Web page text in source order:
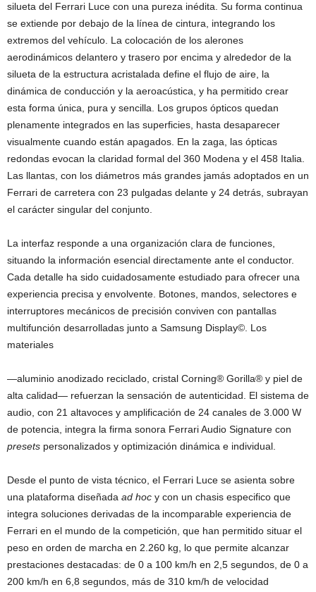
silueta del Ferrari Luce con una pureza inédita. Su forma continua
se extiende por debajo de la línea de cintura, integrando los
extremos del vehículo. La colocación de los alerones
aerodinámicos delantero y trasero por encima y alrededor de la
silueta de la estructura acristalada define el flujo de aire, la
dinámica de conducción y la aeroacústica, y ha permitido crear
esta forma única, pura y sencilla. Los grupos ópticos quedan
plenamente integrados en las superficies, hasta desaparecer
visualmente cuando están apagados. En la zaga, las ópticas
redondas evocan la claridad formal del 360 Modena y el 458 Italia.
Las llantas, con los diámetros más grandes jamás adoptados en un
Ferrari de carretera con 23 pulgadas delante y 24 detrás, subrayan
el carácter singular del conjunto.
La interfaz responde a una organización clara de funciones,
situando la información esencial directamente ante el conductor.
Cada detalle ha sido cuidadosamente estudiado para ofrecer una
experiencia precisa y envolvente. Botones, mandos, selectores e
interruptores mecánicos de precisión conviven con pantallas
multifunción desarrolladas junto a Samsung Display©. Los
materiales
—aluminio anodizado reciclado, cristal Corning® Gorilla® y piel de
alta calidad— refuerzan la sensación de autenticidad. El sistema de
audio, con 21 altavoces y amplificación de 24 canales de 3.000 W
de potencia, integra la firma sonora Ferrari Audio Signature con
presets personalizados y optimización dinámica e individual.
Desde el punto de vista técnico, el Ferrari Luce se asienta sobre
una plataforma diseñada ad hoc y con un chasis especifico que
integra soluciones derivadas de la incomparable experiencia de
Ferrari en el mundo de la competición, que han permitido situar el
peso en orden de marcha en 2.260 kg, lo que permite alcanzar
prestaciones destacadas: de 0 a 100 km/h en 2,5 segundos, de 0 a
200 km/h en 6,8 segundos, más de 310 km/h de velocidad